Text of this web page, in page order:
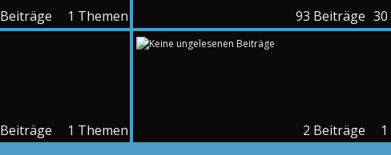
1 Themen
Beiträge 30
93 Beiträge
1 Themen
Beiträge 1
2 Beiträge